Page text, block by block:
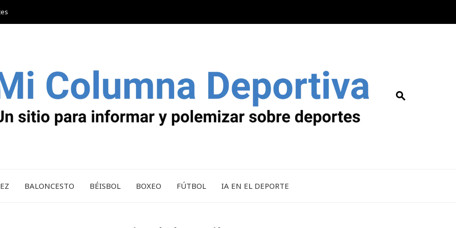
BALONCESTO BÉISBOL BOXEO FÚTBOL IA EN EL DEPORTE